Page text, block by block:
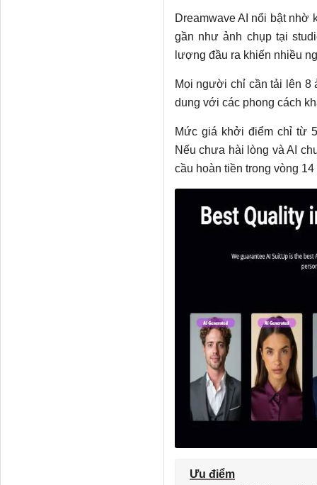
Dreamwave AI nổi bật nhờ
gần như ảnh chụp tại
lượng đầu ra khiến nhiều
Mọi người chỉ cần tải lên 8
dung với các phong cách
Mức giá khởi điểm chỉ từ
Nếu chưa hài lòng và AI
cầu hoàn tiền trong vòng 14
Ưu điểm